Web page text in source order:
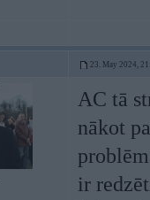
23. May 2024,
AC tā
nākot
ir